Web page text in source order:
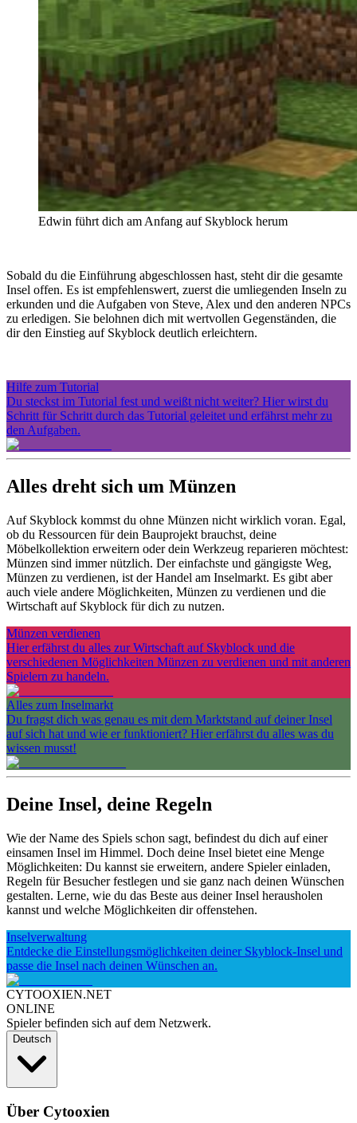
Edwin führt dich am Anfang auf Skyblock herum
Sobald du die Einführung abgeschlossen hast, steht dir die gesamte
Insel offen. Es ist empfehlenswert, zuerst die umliegenden Inseln zu
erkunden und die Aufgaben von Steve, Alex und den anderen NPCs
zu erledigen. Sie belohnen dich mit wertvollen Gegenständen, die
dir den Einstieg auf Skyblock deutlich erleichtern.
Hilfe zum Tutorial
Du steckst im Tutorial fest und weißt nicht weiter? Hier wirst du
Schritt für Schritt durch das Tutorial geleitet und erfährst mehr zu
den Aufgaben.
Alles dreht sich um Münzen
Auf Skyblock kommst du ohne Münzen nicht wirklich voran. Egal,
ob du Ressourcen für dein Bauprojekt brauchst, deine
Möbelkollektion erweitern oder dein Werkzeug reparieren möchtest:
Münzen sind immer nützlich. Der einfachste und gängigste Weg,
Münzen zu verdienen, ist der Handel am Inselmarkt. Es gibt aber
auch viele andere Möglichkeiten, Münzen zu verdienen und die
Wirtschaft auf Skyblock für dich zu nutzen.
Münzen verdienen
Hier erfährst du alles zur Wirtschaft auf Skyblock und die
verschiedenen Möglichkeiten Münzen zu verdienen und mit anderen
Spielern zu handeln.
Alles zum Inselmarkt
Du fragst dich was genau es mit dem Marktstand auf deiner Insel
auf sich hat und wie er funktioniert? Hier erfährst du alles was du
wissen musst!
Deine Insel, deine Regeln
Wie der Name des Spiels schon sagt, befindest du dich auf einer
einsamen Insel im Himmel. Doch deine Insel bietet eine Menge
Möglichkeiten: Du kannst sie erweitern, andere Spieler einladen,
Regeln für Besucher festlegen und sie ganz nach deinen Wünschen
gestalten. Lerne, wie du das Beste aus deiner Insel herausholen
kannst und welche Möglichkeiten dir offenstehen.
Inselverwaltung
Entdecke die Einstellungsmöglichkeiten deiner Skyblock-Insel und
passe die Insel nach deinen Wünschen an.
CYTOOXIEN.NET
ONLINE
Spieler befinden sich auf dem Netzwerk.
Deutsch
Über Cytooxien